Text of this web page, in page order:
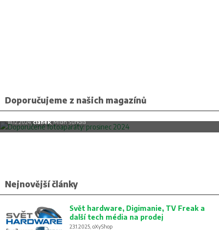
Doporučujeme z našich magazínů
Doporučené fotoaparáty: prosinec 2024
18.12.2024,článek, Milan Šurkala
Nejnovější články
Svět hardware, Digimanie, TV Freak a
další tech média na prodej
23.1.2025, oXyShop